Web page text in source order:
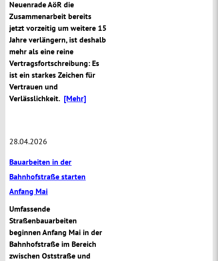
Neuenrade AöR die
Zusammenarbeit bereits
jetzt vorzeitig um weitere 15
Jahre verlängern, ist deshalb
mehr als eine reine
Vertragsfortschreibung: Es
ist ein starkes Zeichen für
Vertrauen und
Verlässlichkeit. [Mehr]
28.04.2026
Bauarbeiten in der
Bahnhofstraße starten
Anfang Mai
Umfassende
Straßenbauarbeiten
beginnen Anfang Mai in der
Bahnhofstraße im Bereich
zwischen Oststraße und